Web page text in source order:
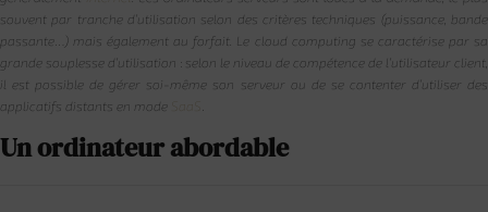
souvent par tranche d’utilisation selon des critères techniques (puissance, bande
passante…) mais également au forfait. Le cloud computing se caractérise par sa
grande souplesse d’utilisation : selon le niveau de compétence de l’utilisateur client,
il est possible de gérer soi-même son serveur ou de se contenter d’utiliser des
applicatifs distants en mode
Un ordinateur abordable